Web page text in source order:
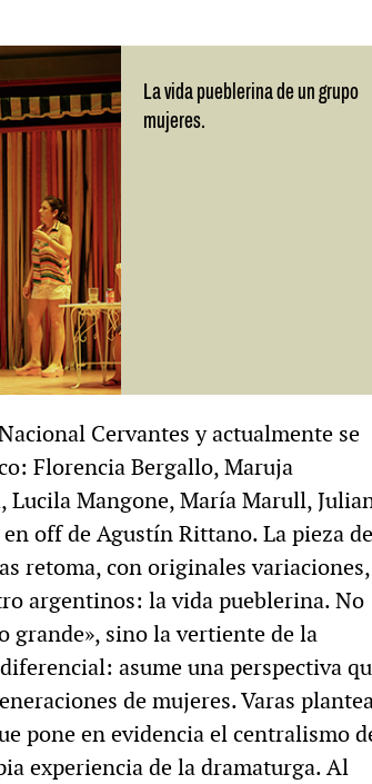
La vida pueblerina de un grupo
mujeres.
Cervantes y actualmente se
Florencia Bergallo, Maruja
Lucila Mangone, María Marull,
off de Agustín Rittano. La pieza
retoma, con originales
argentinos: la vida pueblerina. No
grande», sino la vertiente de la
asume una perspectiva
de mujeres. Varas
pone en evidencia el centralismo
experiencia de la dramaturga. Al